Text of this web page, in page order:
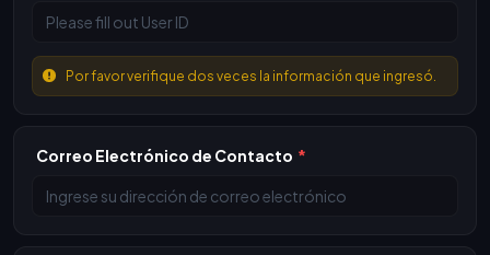
Por favor verifique dos veces la información que ingresó.
Correo Electrónico de Contacto *